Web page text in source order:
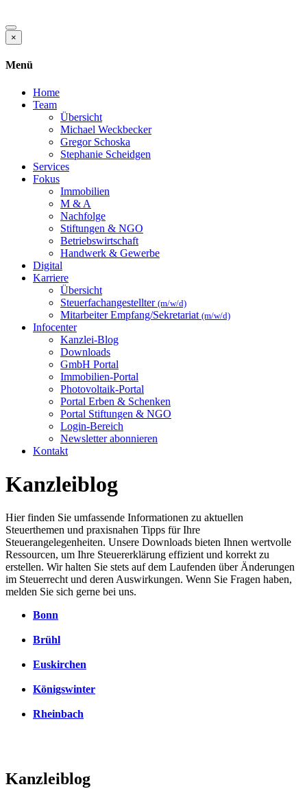
×
Menü
Home
Team
Übersicht
Michael Weckbecker
Gregor Schoska
Stephanie Scheidgen
Services
Fokus
Immobilien
M & A
Nachfolge
Stiftungen & NGO
Betriebswirtschaft
Handwerk & Gewerbe
Digital
Karriere
Übersicht
Steuerfachangestellter (m/w/d)
Mitarbeiter Empfang/Sekretariat (m/w/d)
Infocenter
Kanzlei-Blog
Downloads
GmbH Portal
Immobilien-Portal
Photovoltaik-Portal
Portal Erben & Schenken
Portal Stiftungen & NGO
Login-Bereich
Newsletter abonnieren
Kontakt
Kanzleiblog
Hier finden Sie umfassende Informationen zu aktuellen
Steuerthemen und praxisnahen Tipps für Ihre
Steuerangelegenheiten. Unsere Downloads bieten Ihnen wertvolle
Ressourcen, um Ihre Steuererklärung effizient und korrekt zu
erstellen. Wir halten Sie stets auf dem Laufenden über Änderungen
im Steuerrecht und deren Auswirkungen. Wenn Sie Fragen haben,
melden Sie sich gerne bei uns.
Bonn
Brühl
Euskirchen
Königswinter
Rheinbach
Kanzleiblog